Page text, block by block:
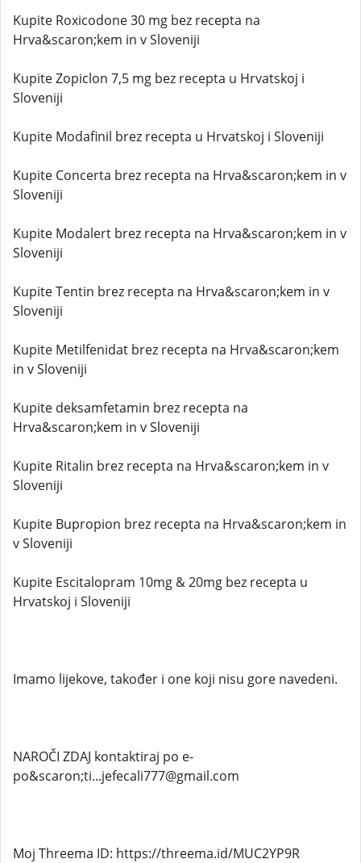
Kupite Roxicodone 30 mg bez recepta na
Hrva&scaron;kem in v Sloveniji
Kupite Zopiclon 7,5 mg bez recepta u Hrvatskoj i
Sloveniji
Kupite Modafinil brez recepta u Hrvatskoj i Sloveniji
Kupite Concerta brez recepta na Hrva&scaron;kem in v
Sloveniji
Kupite Modalert brez recepta na Hrva&scaron;kem in v
Sloveniji
Kupite Tentin brez recepta na Hrva&scaron;kem in v
Sloveniji
Kupite Metilfenidat brez recepta na Hrva&scaron;kem
in v Sloveniji
Kupite deksamfetamin brez recepta na
Hrva&scaron;kem in v Sloveniji
Kupite Ritalin brez recepta na Hrva&scaron;kem in v
Sloveniji
Kupite Bupropion brez recepta na Hrva&scaron;kem in
v Sloveniji
Kupite Escitalopram 10mg & 20mg bez recepta u
Hrvatskoj i Sloveniji
Imamo lijekove, također i one koji nisu gore navedeni.
NAROČI ZDAJ kontaktiraj po e-
po&scaron;ti...jefecali777@gmail.com
Moj Threema ID: https://threema.id/MUC2YP9R